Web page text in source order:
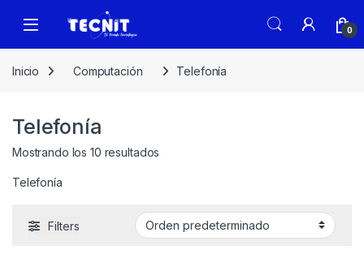
0
Inicio Computación Telefonía
Telefonía
Mostrando los 10 resultados
Telefonía
Filters